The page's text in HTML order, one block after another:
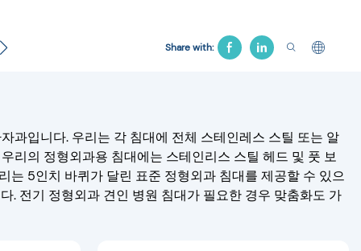
자 장례용품 병원 침대
Share with:
과입니다. 우리는 각 침대에 전체 스테인레스 스틸 또는 알
리의 정형외과용 침대에는 스테인리스 스틸 헤드 및 풋 보
는 5인치 바퀴가 달린 표준 정형외과 침대를 제공할 수 있으
. 전기 정형외과 견인 병원 침대가 필요한 경우 맞춤화도 가